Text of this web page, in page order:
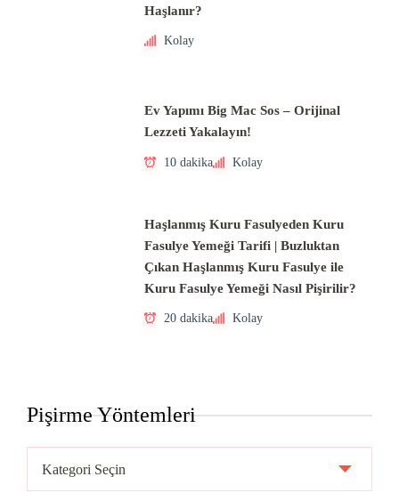
Haşlanır?
Kolay
Ev Yapımı Big Mac Sos – Orijinal
Lezzeti Yakalayın!
10 dakika Kolay
Haşlanmış Kuru Fasulyeden Kuru
Fasulye Yemeği Tarifi | Buzluktan
Çıkan Haşlanmış Kuru Fasulye ile
Kuru Fasulye Yemeği Nasıl Pişirilir?
20 dakika Kolay
Pişirme Yöntemleri
Yöntemleri